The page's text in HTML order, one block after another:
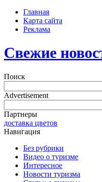
Главная
Карта сайта
Реклама
Свежие
Поиск
Advertisement
Партнеры
доставка цветов
Навигация
Без рубрики
Видео о туризме
Интересное
Новости туризма